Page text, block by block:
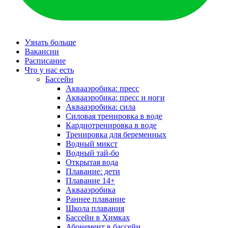
Узнать больше
Вакансии
Расписание
Что у нас есть
Бассейн
Аквааэробика: пресс
Аквааэробика: пресс и ноги
Аквааэробика: сила
Силовая тренировка в воде
Кардиотренировка в воде
Тренировка для беременных
Водный микст
Водный тай-бо
Открытая вода
Плавание: дети
Плавание 14+
Аквааэробика
Раннее плавание
Школа плавания
Бассейн в Химках